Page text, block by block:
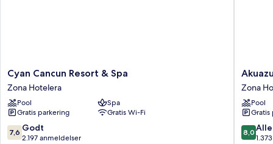
Cyan
Cancun
Resort
&
Spa
Zona
Hotelera
Cyan Cancun Resort & Spa
Zona Hotelera
Pool
Spa
Gratis parkering
Gratis Wi-Fi
7.6
ud
7,6 Godt
2.197 anmeldelser
Akuazul
Resorts
Adults
Only
Zona
Hotelera
Zona
Pool
Gratis
8.0
ud
8,0